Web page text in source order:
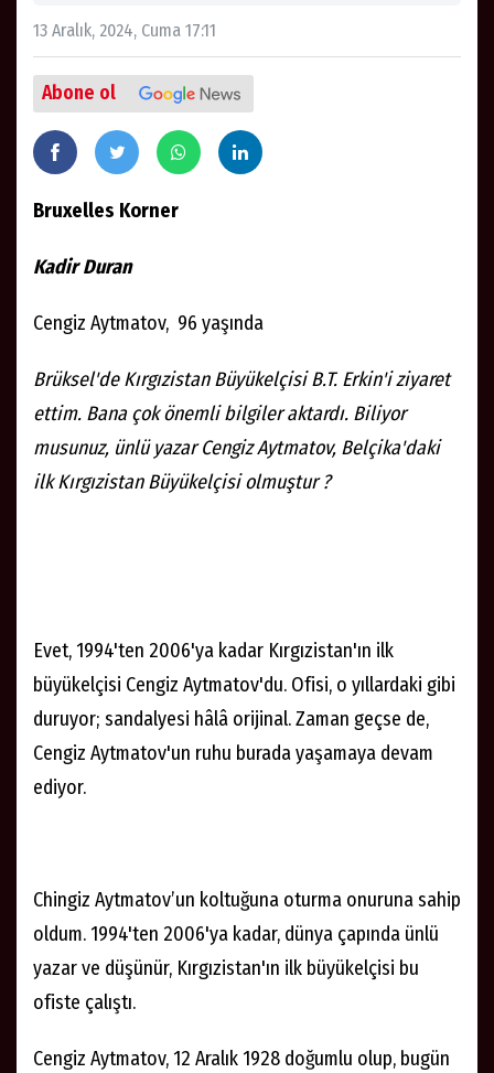
13 Aralık, 2024, Cuma 17:11
Abone ol
Bruxelles Korner
Kadir Duran
Cengiz Aytmatov, 96 yaşında
Brüksel'de Kırgızistan Büyükelçisi B.T. Erkin'i ziyaret
ettim. Bana çok önemli bilgiler aktardı. Biliyor
musunuz, ünlü yazar Cengiz Aytmatov, Belçika'daki
ilk Kırgızistan Büyükelçisi olmuştur ?
Evet, 1994'ten 2006'ya kadar Kırgızistan'ın ilk
büyükelçisi Cengiz Aytmatov'du. Ofisi, o yıllardaki gibi
duruyor; sandalyesi hâlâ orijinal. Zaman geçse de,
Cengiz Aytmatov'un ruhu burada yaşamaya devam
ediyor.
Chingiz Aytmatov’un koltuğuna oturma onuruna sahip
oldum. 1994'ten 2006'ya kadar, dünya çapında ünlü
yazar ve düşünür, Kırgızistan'ın ilk büyükelçisi bu
ofiste çalıştı.
Cengiz Aytmatov, 12 Aralık 1928 doğumlu olup, bugün